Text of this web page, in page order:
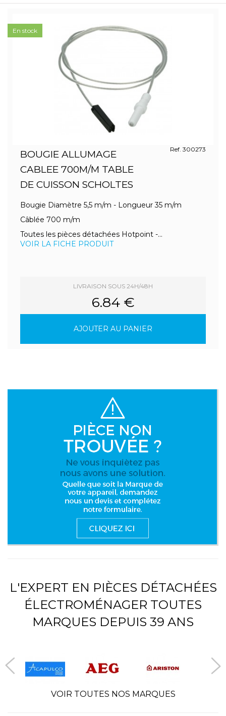
BOUGIE ALLUMAGE
CABLEE 700M/M TABLE
DE CUISSON SCHOLTES
Ref. 300273
Bougie Diamètre 5,5 m/m - Longueur 35 m/m
Câblée 700 m/m
Toutes les pièces détachées Hotpoint -...
VOIR LA FICHE PRODUIT
LIVRAISON SOUS 24H/48H
6.84 €
AJOUTER AU PANIER
En stock
L'EXPERT EN PIÈCES DÉTACHÉES
ÉLECTROMÉNAGER TOUTES
MARQUES DEPUIS 39 ANS
VOIR TOUTES NOS MARQUES